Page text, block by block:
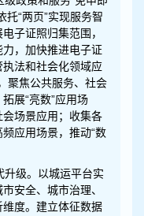
托“两页”实现服务智
子证照归集范围，
，加快推进电子证
法和社会化领域应
聚焦公共服务、社会
展“亮数”应用场
场景应用；收集各
应用场景，推动“数
升级。以城运平台实
安全、城市治理、
度。建立体征数据